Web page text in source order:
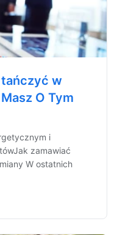
tańczyć w
O Tym
i
zamawiać
W ostatnich